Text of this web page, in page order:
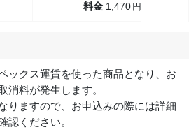
1,470 円
ックス運賃を使った商品となり、お
消料が発生します。
りますので、お申込みの際には詳細
認ください。